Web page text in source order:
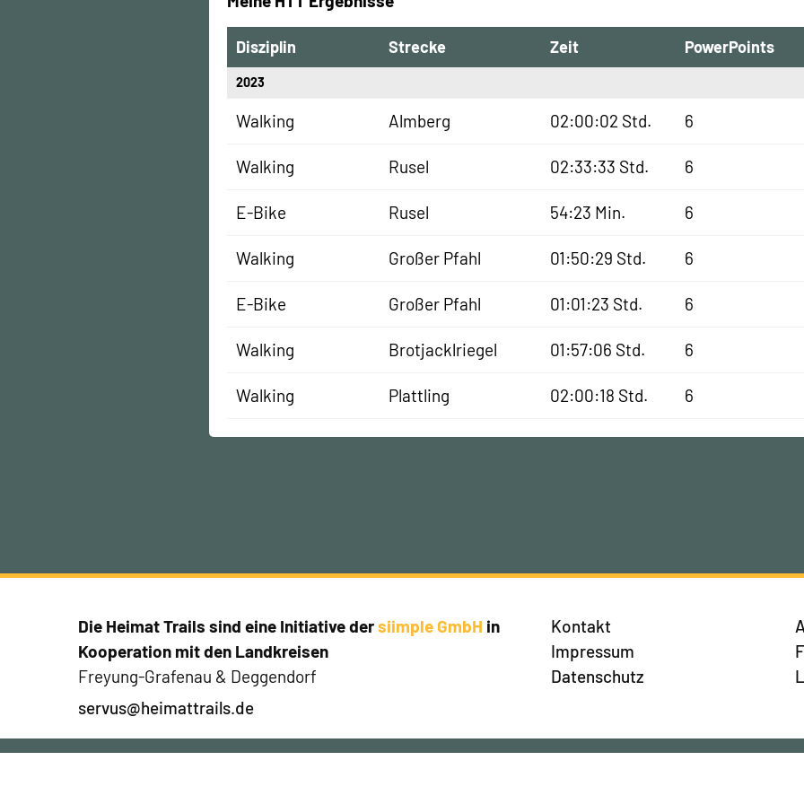
Disziplin Strecke Zeit PowerPoints
2023
Walking Almberg 02:00:02 Std. 6
Walking Rusel 02:33:33 Std. 6
E-Bike Rusel 54:23 Min. 6
Walking Großer Pfahl 01:50:29 Std. 6
E-Bike Großer Pfahl 01:01:23 Std. 6
Walking Brotjacklriegel 01:57:06 Std. 6
Walking Plattling 02:00:18 Std. 6
Die Heimat Trails sind eine Initiative dersiimple GmbH in
Kooperation mit den Landkreisen
Freyung-Grafenau & Deggendorf
servus@heimattrails.de
Kontakt
Impressum
Datenschutz